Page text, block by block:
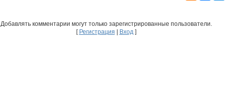
Добавлять комментарии могут только зарегистрированные пользователи.
[ Регистрация Вход]